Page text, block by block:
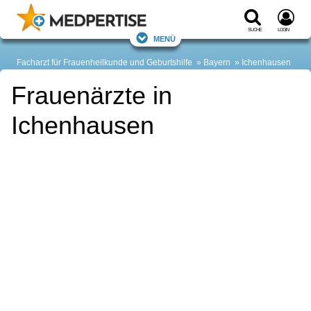
Suche Login
Menü
Facharzt für Frauenheilkunde und Geburtshilfe Bayern Ichenhausen
Frauenärzte in
Ichenhausen